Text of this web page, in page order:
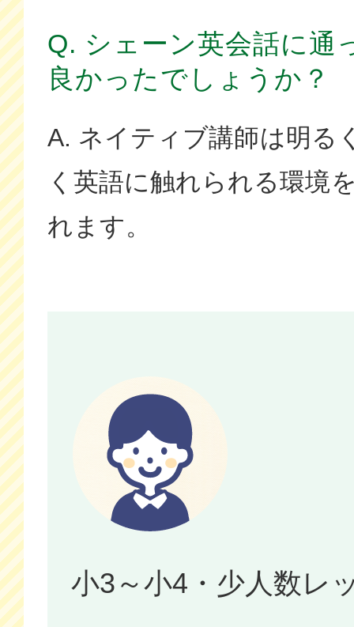
Q. シェーン英会話に通
良かったでしょうか？
A. ネイティブ講師は明る
く英語に触れられる環境
れます。
小3～小4・少人数レ